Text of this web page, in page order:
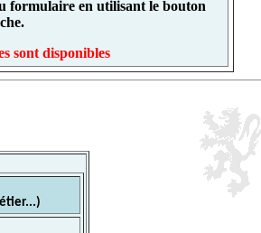
formulaire en utilisant le bouton
sont disponibles